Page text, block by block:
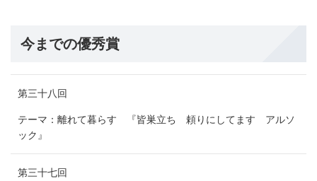
今までの優秀賞
第三十八回
テーマ：離れて暮らす 『皆巣立ち 頼りにしてます アルソ
ック』
第三十七回